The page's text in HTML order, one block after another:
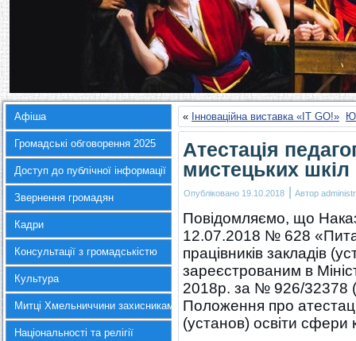
Афіша
Громадські обговорення 2025
Доступ до публічної інформації
Звернення громадян
Кадри
Консультації з громадськістю
Культура
Митці Хмельниччини захисникам України
Національності та релігії
« Інноваційна виставка «IT GO!»
Атестація
мистецьких шкіл
Опубліковано 19.10.2018 | Автор
Повідомляємо, що
12.07.2018 № 628
працівників закладів
зареєстрованим в
2018р. за № 926/32378
Положення про
(установ) освіти